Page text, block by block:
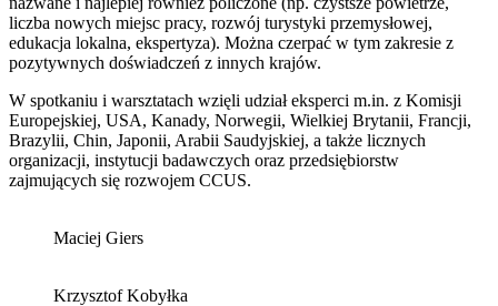
liczba nowych miejsc pracy, rozwój turystyki przemysłowej,
edukacja lokalna, ekspertyza). Można czerpać w tym zakresie z
pozytywnych doświadczeń z innych krajów.
W spotkaniu i warsztatach wzięli udział eksperci m.in. z Komisji
Europejskiej, USA, Kanady, Norwegii, Wielkiej Brytanii, Francji,
Brazylii, Chin, Japonii, Arabii Saudyjskiej, a także licznych
organizacji, instytucji badawczych oraz przedsiębiorstw
zajmujących się rozwojem CCUS.
Maciej Giers
Krzysztof Kobyłka